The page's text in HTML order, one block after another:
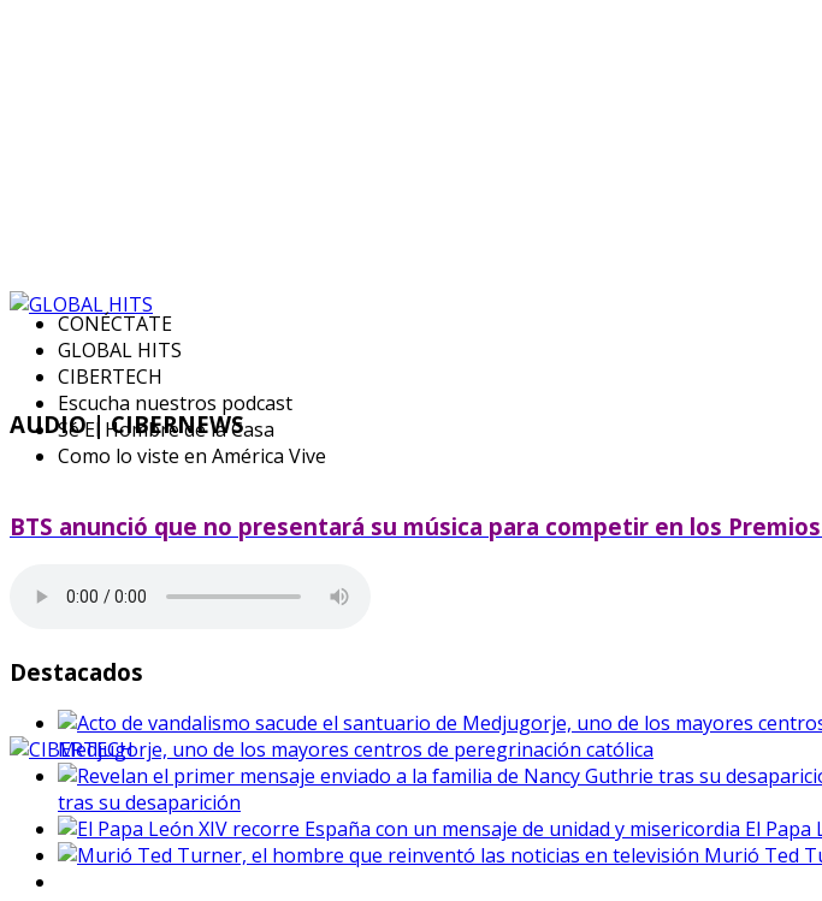
CONÉCTATE
GLOBAL HITS
CIBERTECH
Escucha nuestros podcast
Sé El Hombre de la Casa
Como lo viste en América Vive
AUDIO| CIBERNEWS
BTS anunció que no presentará su música para competir en los
Destacados
Medjugorje, uno de los mayores centros de peregrinación católica
tras su desaparición
El Papa
Murió Ted